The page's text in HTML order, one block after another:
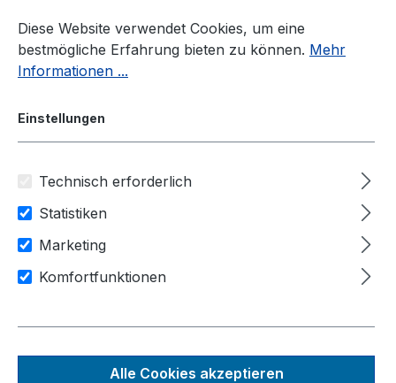
Zum Hauptinhalt springen
Panel-PC Display Kapazitiv
Anwendungsbereiche
Maschinensteuerung
Diese Website verwendet Cookies, um eine
bestmögliche Erfahrung bieten zu können. Mehr
Informationen ...
Einstellungen
Technisch erforderlich
Statistiken
Marketing
Komfortfunktionen
Alle Cookies akzeptieren